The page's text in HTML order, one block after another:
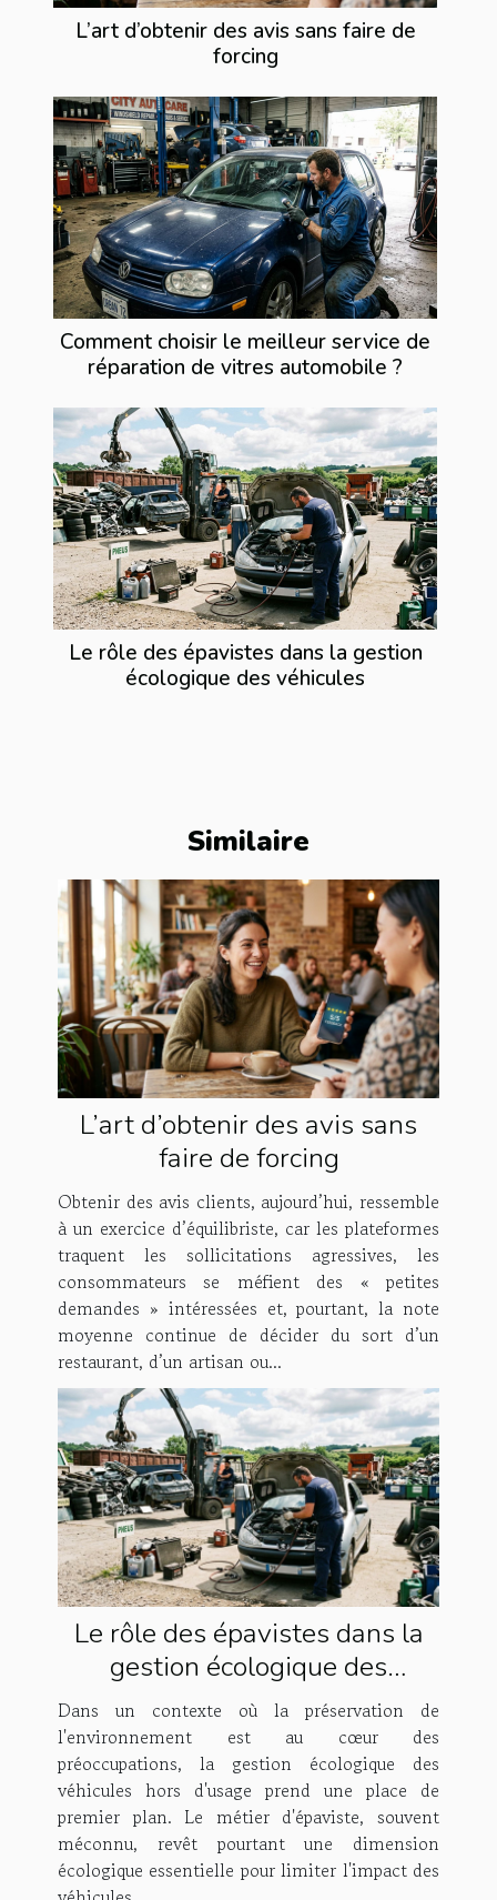
L’art d’obtenir des avis sans faire de
forcing
Comment choisir le meilleur service de
réparation de vitres automobile ?
Le rôle des épavistes dans la gestion
écologique des véhicules
Similaire
L’art d’obtenir des avis sans
faire de forcing
Obtenir des avis clients, aujourd’hui, ressemble
à un exercice d’équilibriste, car les plateformes
traquent les sollicitations agressives, les
consommateurs se méfient des « petites
demandes » intéressées et, pourtant, la note
moyenne continue de décider du sort d’un
restaurant, d’un artisan ou...
Le rôle des épavistes dans la
gestion écologique des
véhicules
Dans un contexte où la préservation de
l'environnement est au cœur des
préoccupations, la gestion écologique des
véhicules hors d'usage prend une place de
premier plan. Le métier d'épaviste, souvent
méconnu, revêt pourtant une dimension
écologique essentielle pour limiter l'impact des